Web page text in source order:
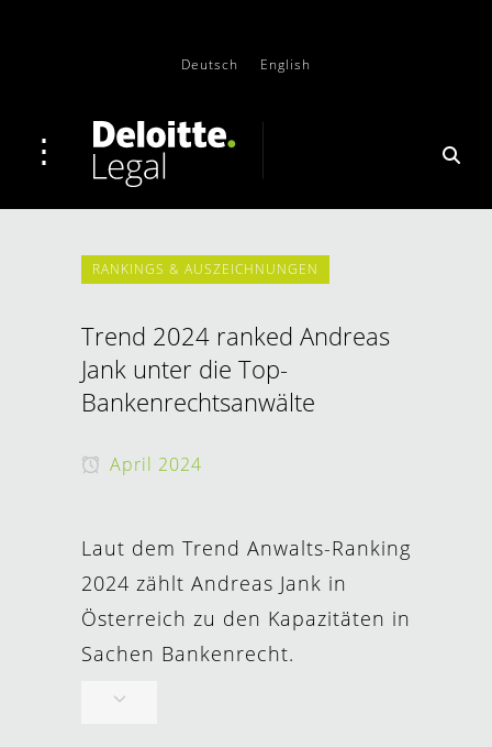
Deutsch English
RANKINGS & AUSZEICHNUNGEN
Trend 2024 ranked Andreas
Jank unter die Top-
Bankenrechtsanwälte
April 2024
Laut dem Trend Anwalts-Ranking
2024 zählt Andreas Jank in
Österreich zu den Kapazitäten in
Sachen Bankenrecht.